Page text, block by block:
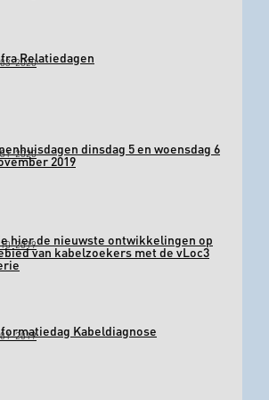
03-2020Relatiedagen
01-2020 dinsdag 5 en woensdag 6
2019
10-2019
hier de nieuwste ontwikkelingen op
van kabelzoekers met de vLoc3
01-2019 Kabeldiagnose